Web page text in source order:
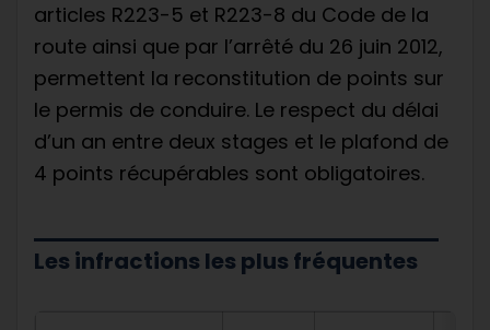
articles R223-5 et R223-8 du Code de la
route ainsi que par l’arrêté du 26 juin 2012,
permettent la reconstitution de points sur
le permis de conduire. Le respect du délai
d’un an entre deux stages et le plafond de
4 points récupérables sont obligatoires.
Les infractions les plus fréquentes